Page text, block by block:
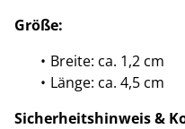
Größe:
Breite: ca. 1,2 cm
Länge: ca. 4,5 cm
Sicherheitshinweis &